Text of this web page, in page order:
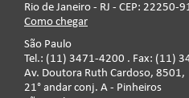
Rio de Janeiro - RJ - CEP: 22250-
Como chegar
São Paulo
Tel.: (11) 3471-4200 . Fax: (11)
Av. Doutora Ruth Cardoso, 8501,
21° andar conj. A - Pinheiros